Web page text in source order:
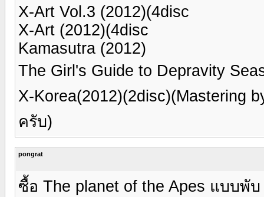
X-Art Vol.3 (2012)(4disc
X-Art (2012)(4disc
Kamasutra (2012)
The Girl's Guide to Depravity
X-Korea(2012)(2disc)(Mastering
ครับ)
pongrat
ซื้อ The planet of the Apes แบบพั